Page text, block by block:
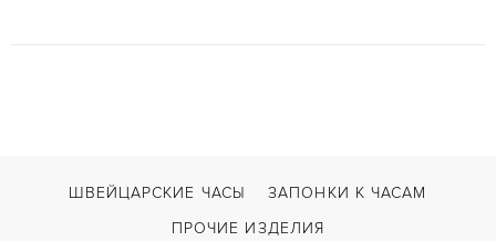
ШВЕЙЦАРСКИЕ ЧАСЫ
ЗАПОНКИ К ЧАСАМ
ПРОЧИЕ ИЗДЕЛИЯ